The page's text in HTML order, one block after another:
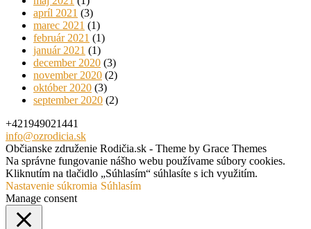
apríl 2021 (3)
marec 2021 (1)
február 2021 (1)
január 2021 (1)
december 2020 (3)
november 2020 (2)
október 2020 (3)
september 2020 (2)
+421949021441
info@ozrodicia.sk
Občianske združenie Rodičia.sk - Theme by Grace Themes
Na správne fungovanie nášho webu používame súbory cookies.
Kliknutím na tlačidlo „Súhlasím“ súhlasíte s ich využitím.
Nastavenie súkromia Súhlasím
Manage consent